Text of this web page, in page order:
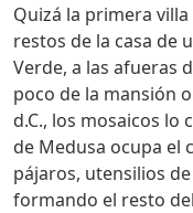
Quizá la primera villa de lujo de la Costa del Sol, los
restos de la casa de
Verde, a las afueras
poco de la mansión
d.C., los mosaicos lo
de Medusa ocupa el
pájaros, utensilios
formando el resto